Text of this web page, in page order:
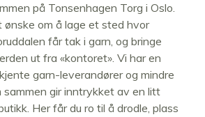
på Tonsenhagen Torg i Oslo.
om å lage et sted hvor
får tak i garn, og bringe
ut fra «kontoret». Vi har en
garn-leverandører og mindre
sammen gir inntrykket av en litt
Her får du ro til å drodle, plass